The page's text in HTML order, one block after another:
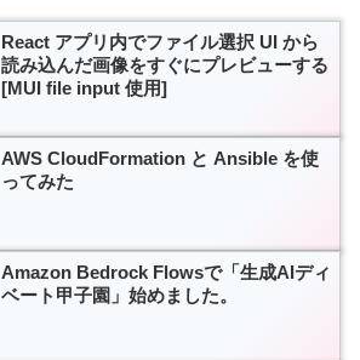
React アプリ内でファイル選択 UI から
読み込んだ画像をすぐにプレビューする
[MUI file input 使用]
AWS CloudFormation と Ansible を使
ってみた
Amazon Bedrock Flowsで「生成AIディ
ベート甲子園」始めました。